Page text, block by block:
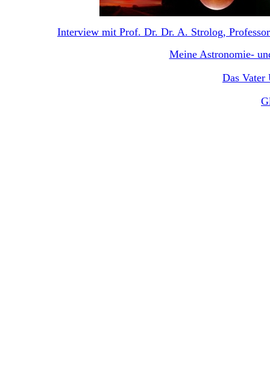
Interview mit Prof. Dr. Dr. A. Strolog,
Meine Astronomie-
Das Vater